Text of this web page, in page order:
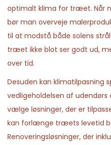
optimalt klima for træet. Når
bør man overveje
til at modstå både solens
træet ikke blot ser godt ud,
over tid.
Desuden kan klimatilpasning
vedligeholdelsen af
vælge løsninger, der er
kan forlænge træets levetid
Renoveringsløsninger, der